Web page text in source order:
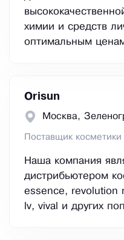
химии и средств
оптимальным
Orisun
Москва,
Поставщик косметики
Наша компания
дистрибьютером
essence, revolution
lv, vival и других